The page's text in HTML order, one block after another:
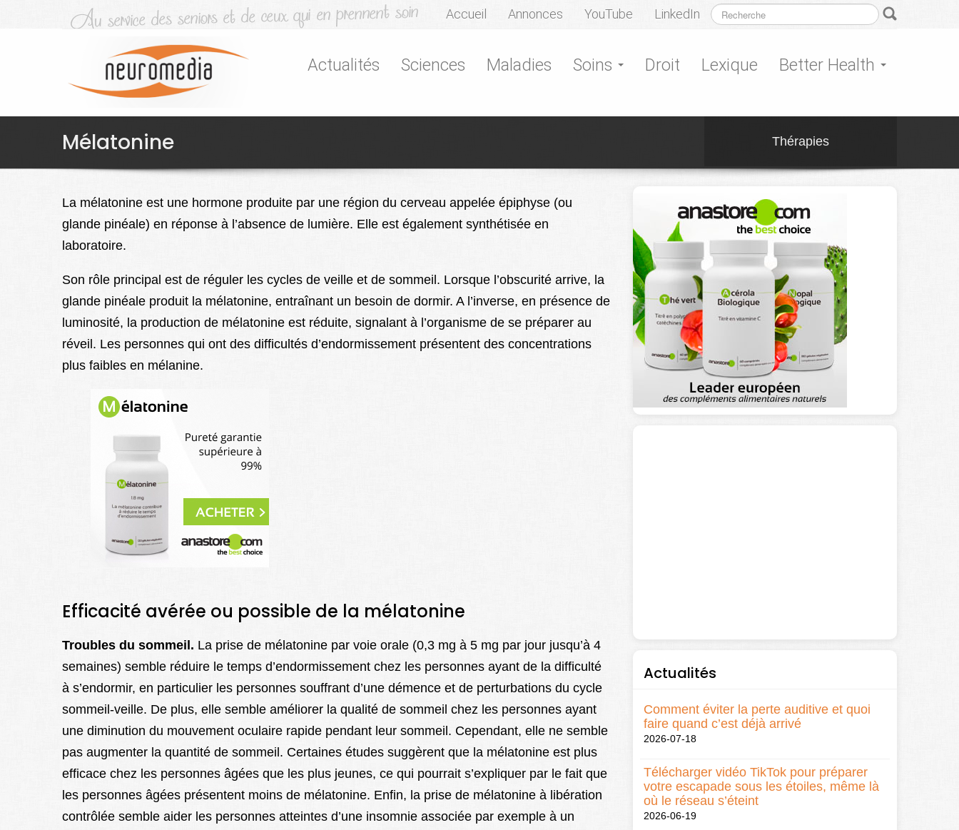
Accueil Annonces YouTube LinkedIn
Actualités Sciences Maladies Soins Droit Lexique Better Health
Mélatonine Thérapies
La mélatonine est une hormone produite par une région du cerveau appelée épiphyse (ou
glande pinéale) en réponse à l’absence de lumière. Elle est également synthétisée en
laboratoire.
Son rôle principal est de réguler les cycles de veille et de sommeil. Lorsque l’obscurité arrive, la
glande pinéale produit la mélatonine, entraînant un besoin de dormir. A l’inverse, en présence de
luminosité, la production de mélatonine est réduite, signalant à l’organisme de se préparer au
réveil. Les personnes qui ont des difficultés d’endormissement présentent des concentrations
plus faibles en mélanine.
Efficacité avérée ou possible de la mélatonine
Troubles du sommeil. La prise de mélatonine par voie orale (0,3 mg à 5 mg par jour jusqu’à 4
semaines) semble réduire le temps d’endormissement chez les personnes ayant de la difficulté
à s’endormir, en particulier les personnes souffrant d’une démence et de perturbations du cycle
sommeil-veille. De plus, elle semble améliorer la qualité de sommeil chez les personnes ayant
une diminution du mouvement oculaire rapide pendant leur sommeil. Cependant, elle ne semble
pas augmenter la quantité de sommeil. Certaines études suggèrent que la mélatonine est plus
efficace chez les personnes âgées que les plus jeunes, ce qui pourrait s’expliquer par le fait que
les personnes âgées présentent moins de mélatonine. Enfin, la prise de mélatonine à libération
contrôlée semble aider les personnes atteintes d’une insomnie associée par exemple à un
Actualités
Comment éviter la perte auditive et quoi
faire quand c’est déjà arrivé
2026-07-18
Télécharger vidéo TikTok pour préparer
votre escapade sous les étoiles, même là
où le réseau s’éteint
2026-06-19